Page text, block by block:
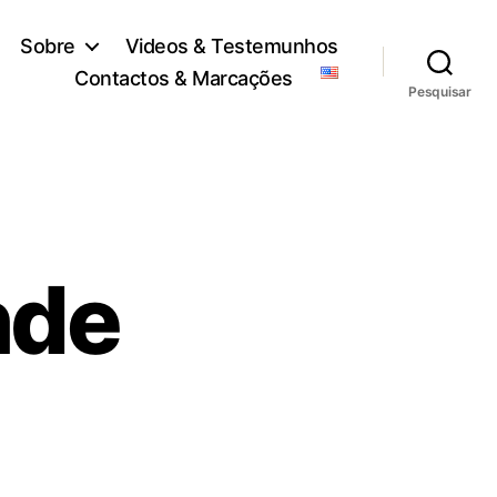
Sobre
Videos & Testemunhos
Contactos & Marcações
Pesquisar